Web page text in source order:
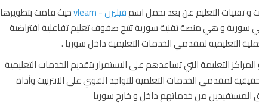
التعليم عن بعد تحمل اسمفيليرن - vlearn
حيث قامت بتطويرها
و هي منصة تقنية سورية تتيح صفوف تعليم تفاعلية افتراضية
التعليمية لمقدمي الخدمات التعليمية داخل سوريا .
التعليمة التي تساعدهم على الاستمرار بتقديم الخدمات التعليمية
لمقدمي الخدمات التعلمية للتواجد القوي على الانترنيت وأداة
المستفيدين من خدماتهم داخل و خارج سوريا